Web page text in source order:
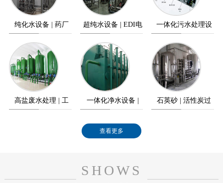
纯化水设备 | 药厂
纯水设备
超纯水设备 | EDI电
除盐设备
一体化污水处理设
备 | 污水处理设备
高盐废水处理 | 工 一体化净水设备 | 石英砂 | 活性炭过
查看更多
SHOWS